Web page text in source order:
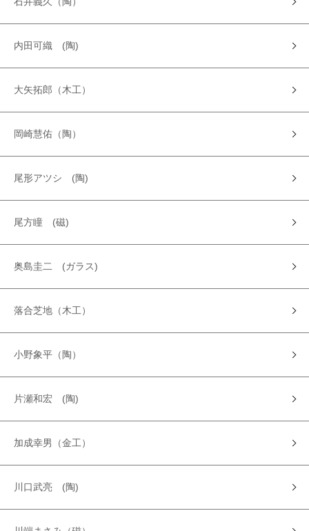
内田可織 (陶)
大矢拓郎（木工）
岡崎慧佑（陶）
尾形アツシ (陶)
尾方瞳 (磁)
奥島圭二 (ガラス)
落合芝地（木工）
小野象平（陶）
片瀬和宏 (陶)
加成幸男（金工）
川口武亮 (陶)